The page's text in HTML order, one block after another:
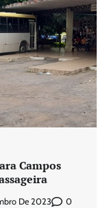
Campos
De 2023 0